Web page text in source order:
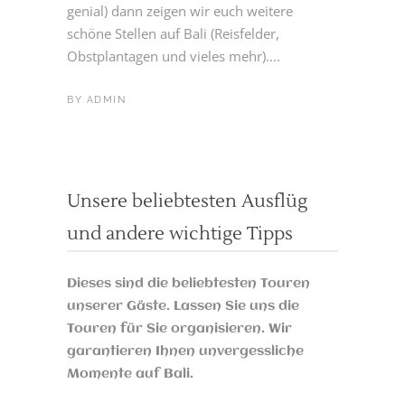
genial) dann zeigen wir euch weitere
schöne Stellen auf Bali (Reisfelder,
Obstplantagen und vieles mehr)....
BY ADMIN
Unsere beliebtesten Ausflüg
und andere wichtige Tipps
Dieses sind die beliebtesten Touren
unserer Gäste. Lassen Sie uns die
Touren für Sie organisieren. Wir
garantieren Ihnen unvergessliche
Momente auf Bali.